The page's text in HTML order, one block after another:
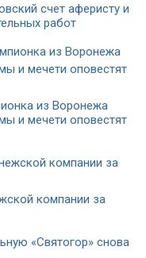
счет аферисту и
работ
из Воронежа
и мечети оповестят
компании за